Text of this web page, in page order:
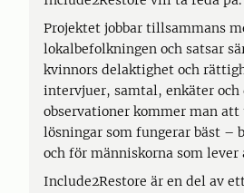
Projektet jobbar tillsammans
lokalbefolkningen och satsar
kvinnors delaktighet och
intervjuer, samtal, enkäter och
observationer kommer man
lösningar som fungerar bäst –
och för människorna som lever
Include2Restore är en del av